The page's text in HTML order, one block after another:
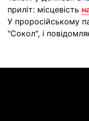
приліт: місцевість
У проросійському
"Сокол", і